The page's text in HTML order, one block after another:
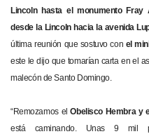
Lincoln hasta el monumento Fray
desde la Lincoln hacia la avenida
última reunión que sostuvo con el
este le dijo que tomarían carta en el
malecón de Santo Domingo.
“Remozamos el Obelisco Hembra y
está caminando. Unas 9 mil